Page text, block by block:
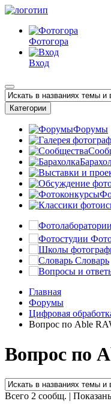
Фотогора
Вход
Категории
Форумы
Словарь
Главная
Форумы
Цифровая
Вопрос по Able
Вопрос по
Всего 2 сообщ. |